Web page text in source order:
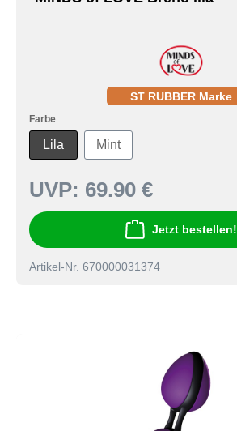
ST RUBBER Marke
Farbe
Lila Mint
UVP: 69.90 €
Jetzt bestellen!
Artikel-Nr. 670000031374